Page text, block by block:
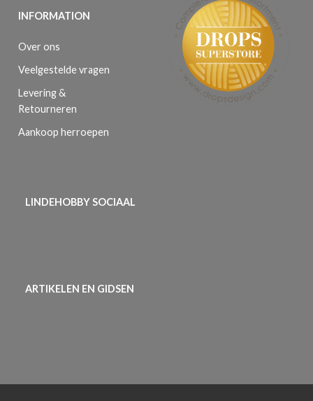
INFORMATION
Over ons
Veelgestelde vragen
Levering &
Retourneren
Aankoop herroepen
LINDEHOBBY SOCIAAL
ARTIKELEN EN GIDSEN